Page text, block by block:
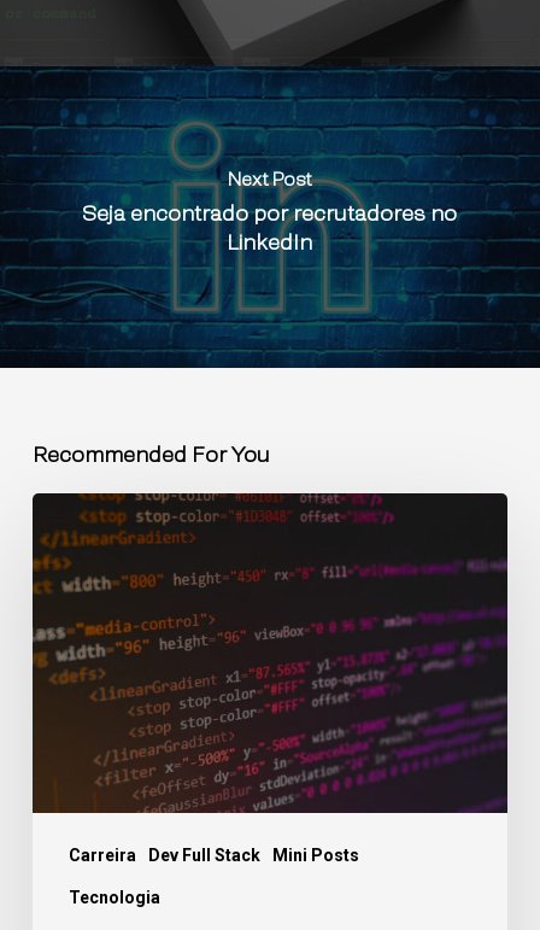
Next Post
Seja encontrado por recrutadores no
LinkedIn
Recommended For You
Carreira Dev Full Stack Mini Posts
Tecnologia